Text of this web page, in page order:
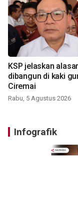
KSP jelaskan
dibangun di kaki
Ciremai
Rabu, 5 Agustus 2026
Infografik